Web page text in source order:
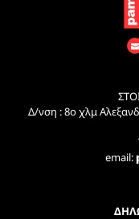
Δ/νση : 8ο χλμ
email: